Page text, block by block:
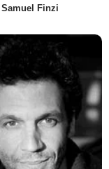
Samuel Finzi